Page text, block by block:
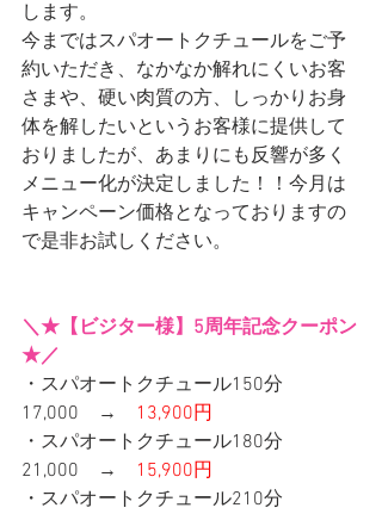
します。
今まではスパオートクチュールをご予
約いただき、なかなか解れにくいお客
さまや、硬い肉質の方、しっかりお身
体を解したいというお客様に提供して
おりましたが、あまりにも反響が多く
メニュー化が決定しました！！今月は
キャンペーン価格となっておりますの
で是非お試しください。
＼★【ビジター様】5周年記念クーポン
★／
・スパオートクチュール150分
17,000　→ 13,900円
・スパオートクチュール180分
21,000　→ 15,900円
・スパオートクチュール210分